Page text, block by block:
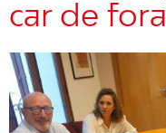
car de fora